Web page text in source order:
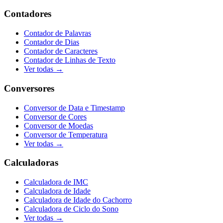
Contadores
Contador de Palavras
Contador de Dias
Contador de Caracteres
Contador de Linhas de Texto
Ver todas →
Conversores
Conversor de Data e Timestamp
Conversor de Cores
Conversor de Moedas
Conversor de Temperatura
Ver todas →
Calculadoras
Calculadora de IMC
Calculadora de Idade
Calculadora de Idade do Cachorro
Calculadora de Ciclo do Sono
Ver todas →